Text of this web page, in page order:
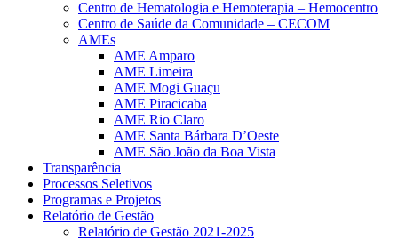
Centro de Hematologia e Hemoterapia – Hemocentro
Centro de Saúde da Comunidade – CECOM
AMEs
AME Amparo
AME Limeira
AME Mogi Guaçu
AME Piracicaba
AME Rio Claro
AME Santa Bárbara D’Oeste
AME São João da Boa Vista
Transparência
Processos Seletivos
Programas e Projetos
Relatório de Gestão
Relatório de Gestão 2021-2025